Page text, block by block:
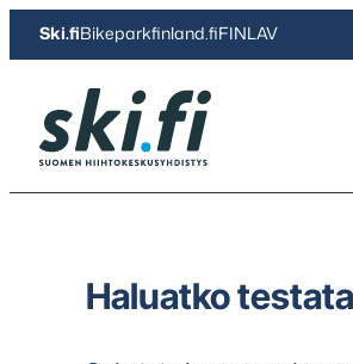
Siirry
sisältöön
Ski.fiBikeparkfinland.fiFINLAV
Ski.fi
Haluatko